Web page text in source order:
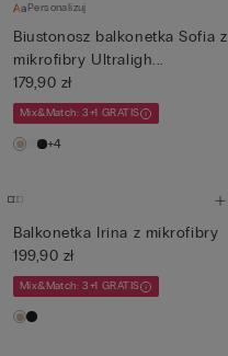
Personalizuj
Biustonosz balkonetka Sofia z
mikrofibry Ultraligh...
179,90 zł
Mix&Match: 3+1 GRATIS
+4
Balkonetka Irina z mikrofibry
199,90 zł
Mix&Match: 3+1 GRATIS